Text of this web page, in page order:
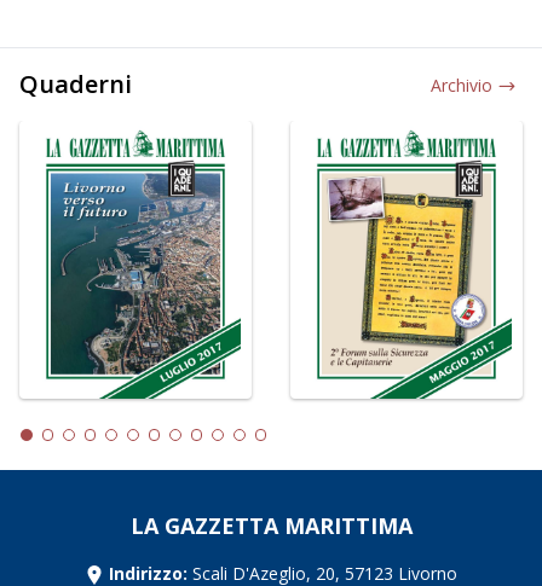
Quaderni Archivio
LA GAZZETTA MARITTIMA
Indirizzo: Scali D'Azeglio, 20, 57123 Livorno